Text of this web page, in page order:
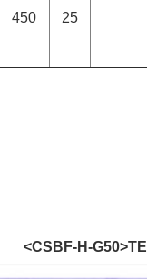
450 25
<CSBF-H-